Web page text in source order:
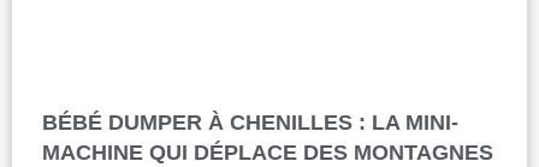
BÉBÉ DUMPER À CHENILLES : LA MINI-
MACHINE QUI DÉPLACE DES MONTAGNES